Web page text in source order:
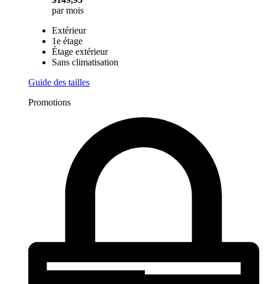
par mois
Extérieur
1e étage
Étage extérieur
Sans climatisation
Guide des tailles
Promotions